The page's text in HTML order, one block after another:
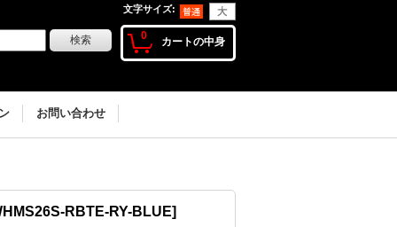
文字サイズ:
0 カートの中身
お問い合わせ
RBTE-RY-BLUE]